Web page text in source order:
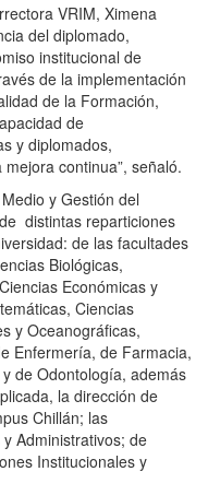
VRIM, Ximena
del diplomado,
institucional de
de la implementación
de la Formación,
de
y diplomados,
continua”, señaló.
y Gestión del
distintas reparticiones
de las facultades
Biológicas,
Económicas y
Ciencias
y Oceanográficas,
Enfermería, de Farmacia,
de Odontología, además
la dirección de
Chillán; las
Administrativos; de
Institucionales y